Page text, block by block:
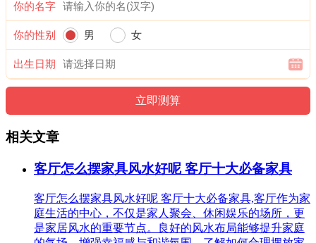
你的名字
你的性别 男 女
出生日期
相关文章
客厅怎么摆家具风水好呢 客厅十大必备家具
客厅怎么摆家具风水好呢 客厅十大必备家具,客厅作为家
庭生活的中心，不仅是家人聚会、休闲娱乐的场所，更
是家居风水的重要节点。良好的风水布局能够提升家庭